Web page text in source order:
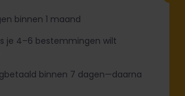
binnen 1 maand
je 4–6 bestemmingen wilt
binnen 7 dagen—daarna